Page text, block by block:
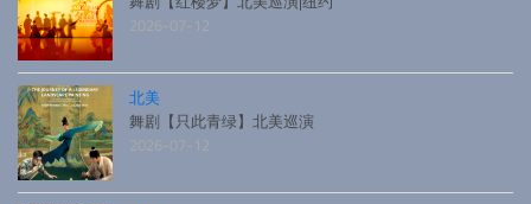
2026-07-12
北美
舞剧【只此青绿】北美巡演
2026-07-12